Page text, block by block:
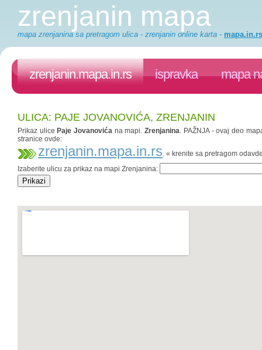
zrenjanin mapa
mapa zrenjanina sa pretragom ulica - zrenjanin online karta - mapa.in.rs
zrenjanin.mapa.in.rs ispravka mapa
ULICA: PAJE JOVANOVIĆA, ZRENJANIN
Prikaz ulice Paje Jovanovića na mapi.Zrenjanina. PAŽNJA - ovaj deo
stranice ovde:
zrenjanin.mapa.in.rs. « krenite sa pretragom
Izaberite ulicu za prikaz na mapi Zrenjanina: